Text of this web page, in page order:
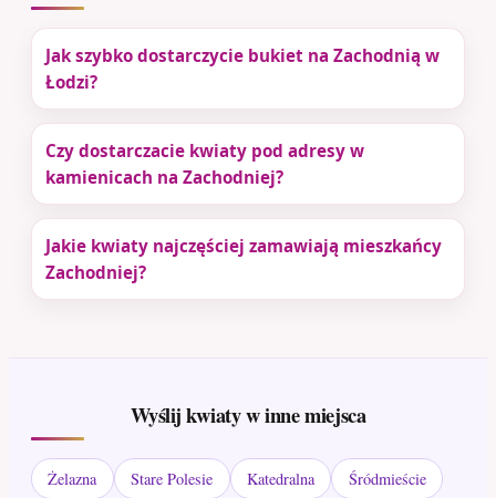
Jak szybko dostarczycie bukiet na Zachodnią w
Łodzi?
Czy dostarczacie kwiaty pod adresy w
kamienicach na Zachodniej?
Jakie kwiaty najczęściej zamawiają mieszkańcy
Zachodniej?
Wyślij kwiaty w inne miejsca
Żelazna Stare Polesie Katedralna
Śródmieście